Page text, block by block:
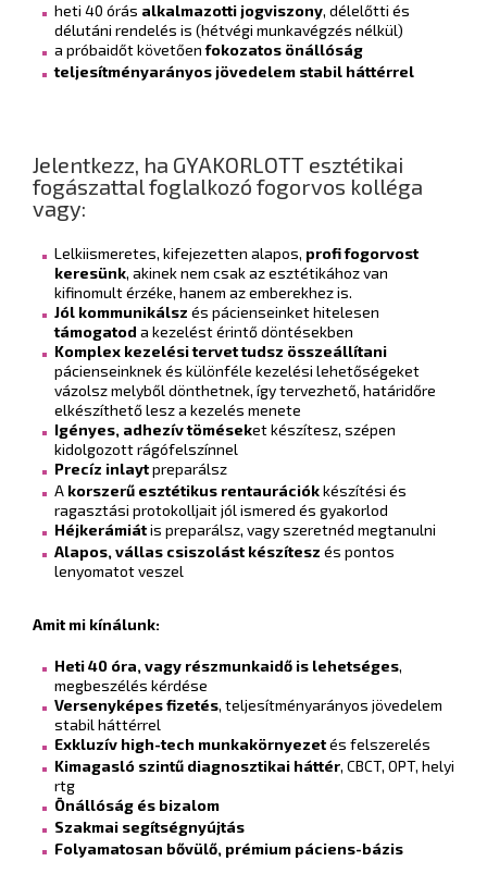
heti 40 órás alkalmazotti jogviszony, délelőtti és
délutáni rendelés is (hétvégi munkavégzés nélkül)
a próbaidőt követőenfokozatos önállóság
teljesítményarányos jövedelem stabil háttérrel
Jelentkezz, ha GYAKORLOTT esztétikai
fogászattal foglalkozó fogorvos kolléga
vagy:
Lelkiismeretes, kifejezetten alapos, profi fogorvost
keresünk, akinek nem csak az esztétikához van
kifinomult érzéke, hanem az emberekhez is.
Jól kommunikálsz és pácienseinket hitelesen
támogatod a kezelést érintő döntésekben
Komplex kezelési tervet tudsz összeállítani
pácienseinknek és különféle kezelési lehetőségeket
vázolsz melyből dönthetnek, így tervezhető, határidőre
elkészíthető lesz a kezelés menete
Igényes, adhezív töméseket készítesz, szépen
kidolgozott rágófelszínnel
Precíz inlaytpreparálsz
A korszerű esztétikus rentaurációkkészítési és
ragasztási protokolljait jól ismered és gyakorlod
Héjkerámiátis preparálsz, vagy szeretnéd megtanulni
Alapos, vállas csiszolást készítesz és pontos
lenyomatot veszel
Amit mi kínálunk:
Heti 40 óra, vagy részmunkaidő is lehetséges,
megbeszélés kérdése
Versenyképes fizetés, teljesítményarányos jövedelem
stabil háttérrel
Exkluzív high-tech munkakörnyezetés felszerelés
Kimagasló szintű diagnosztikai háttér, CBCT, OPT, helyi
rtg
Önállóság és bizalom
Szakmai segítségnyújtás
Folyamatosan bővülő, prémium páciens-bázis